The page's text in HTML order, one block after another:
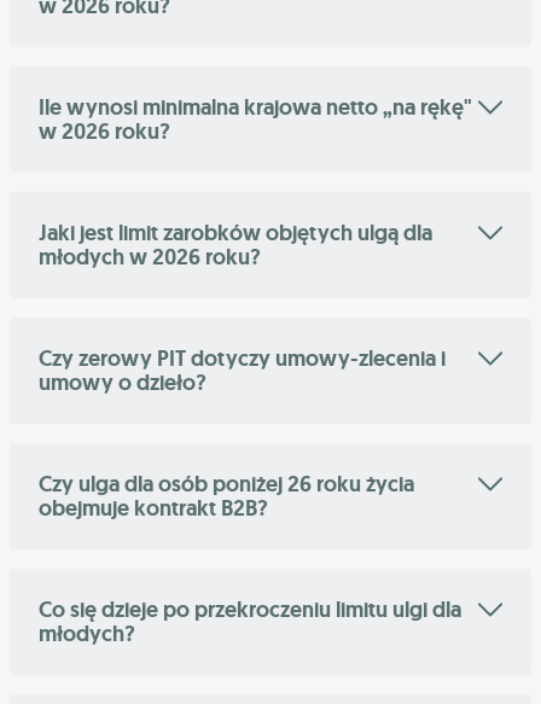
w 2026 roku?
Ile wynosi minimalna krajowa netto „na rękę"
w 2026 roku?
Jaki jest limit zarobków objętych ulgą dla
młodych w 2026 roku?
Czy zerowy PIT dotyczy umowy-zlecenia i
umowy o dzieło?
Czy ulga dla osób poniżej 26 roku życia
obejmuje kontrakt B2B?
Co się dzieje po przekroczeniu limitu ulgi dla
młodych?